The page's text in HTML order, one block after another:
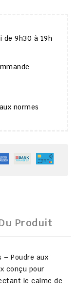
de 9h30 à 19h
normes
Produit
– Poudre aux
conçu pour
le calme de